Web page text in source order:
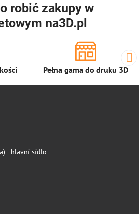
robić zakupy w
na3D.pl
Pełna gama do druku 3D
- hlavní sídlo